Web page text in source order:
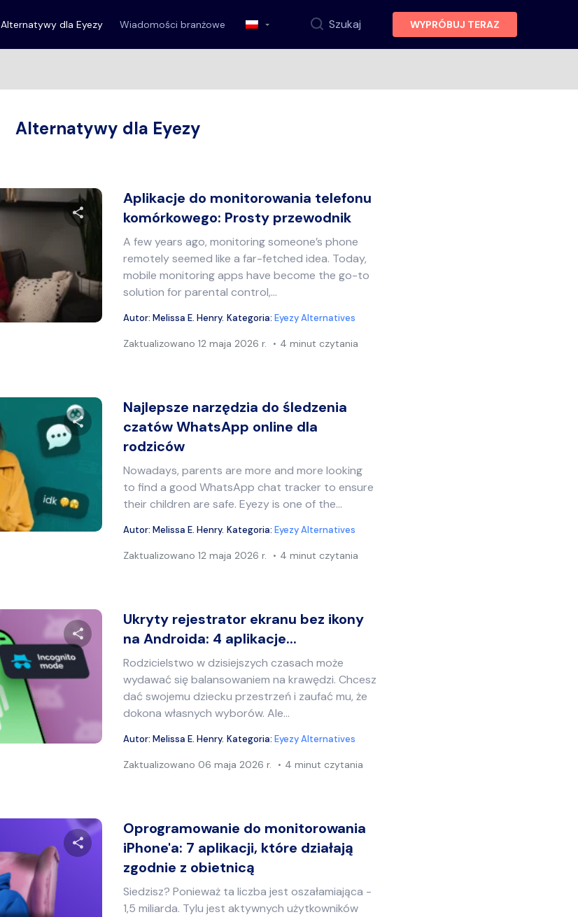
Alternatywy dla Eyezy Wiadomości branżowe Szukaj WYPRÓBUJ TERAZ
Alternatywy dla Eyezy
Udostępnij ten artykuł
Aplikacje do monitorowania telefonu
komórkowego: Prosty przewodnik
A few years ago, monitoring someone’s phone
remotely seemed like a far-fetched idea. Today,
mobile monitoring apps have become the go-to
solution for parental control,…
Autor:Melissa E. Henry. Kategoria:Eyezy Alternatives
Zaktualizowano 12 maja 2026 r. 4 minut czytania
Udostępnij ten artykuł
Twitter
Najlepsze narzędzia do śledzenia
czatów WhatsApp online dla
rodziców
Nowadays, parents are more and more looking
to find a good WhatsApp chat tracker to ensure
their children are safe. Eyezy is one of the…
Autor:Melissa E. Henry. Kategoria:Eyezy Alternatives
Zaktualizowano 12 maja 2026 r. 4 minut czytania
Udostępnij ten artykuł
Twitter
Ukryty rejestrator ekranu bez ikony
na Androida: 4 aplikacje...
Rodzicielstwo w dzisiejszych czasach może
wydawać się balansowaniem na krawędzi. Chcesz
dać swojemu dziecku przestrzeń i zaufać mu, że
dokona własnych wyborów. Ale...
Autor:Melissa E. Henry. Kategoria:Eyezy Alternatives
Zaktualizowano 06 maja 2026 r. 4 minut czytania
Udostępnij ten artykuł
Oprogramowanie do monitorowania
iPhone'a: 7 aplikacji, które działają
zgodnie z obietnicą
Siedzisz? Ponieważ ta liczba jest oszałamiająca -
1,5 miliarda. Tylu jest aktywnych użytkowników